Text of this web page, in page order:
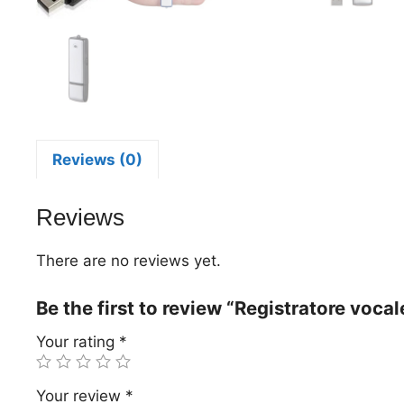
Reviews (0)
Reviews
There are no reviews yet.
Be the first to review “Registratore
Your rating *
Your review *